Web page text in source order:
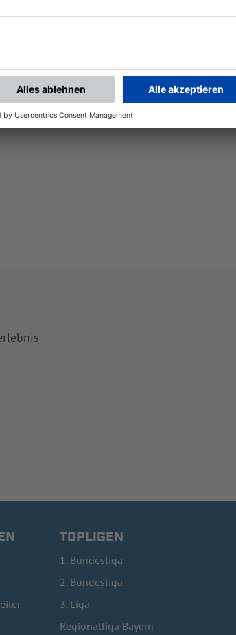
TOPLIGEN
1. Bundesliga
2. Bundesliga
3. Liga
Regionalliga Bayern